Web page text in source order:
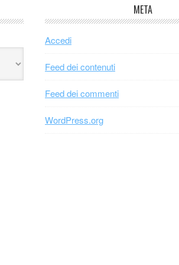
META
Accedi
Feed dei contenuti
Feed dei commenti
WordPress.org